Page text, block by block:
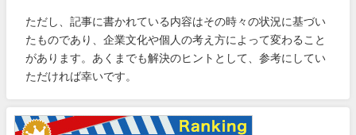
ただし、記事に書かれている内容はその時々の状況に基づい
たものであり、企業文化や個人の考え方によって変わること
があります。あくまでも解決のヒントとして、参考にしてい
ただければ幸いです。